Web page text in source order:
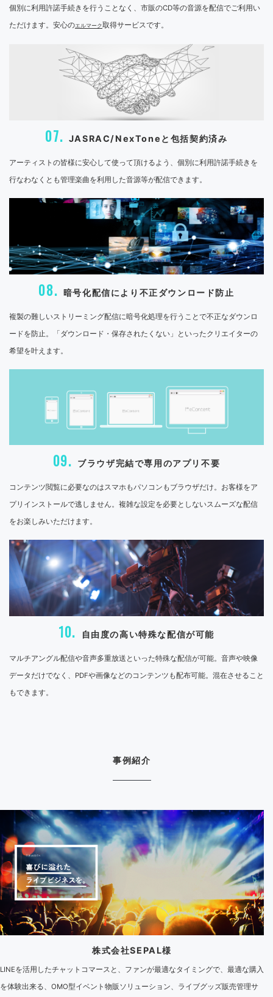
個別に利用許諾手続きを行うことなく、市販のCD等の音源を配信でご利用い
ただけます。安心のエルマーク取得サービスです。
07. JASRAC/NexToneと包括契約済み
アーティストの皆様に安心して使って頂けるよう、個別に利用許諾手続きを
行なわなくとも管理楽曲を利用した音源等が配信できます。
08. 暗号化配信により不正ダウンロード防止
複製の難しいストリーミング配信に暗号化処理を行うことで不正なダウンロ
ードを防止。「ダウンロード・保存されたくない」といったクリエイターの
希望を叶えます。
09. ブラウザ完結で専用のアプリ不要
コンテンツ閲覧に必要なのはスマホもパソコンもブラウザだけ。お客様をア
プリインストールで逃しません。複雑な設定を必要としないスムーズな配信
をお楽しみいただけます。
10. 自由度の高い特殊な配信が可能
マルチアングル配信や音声多重放送といった特殊な配信が可能。音声や映像
データだけでなく、PDFや画像などのコンテンツも配布可能。混在させること
もできます。
事例紹介
株式会社SEPAL様
LINEを活用したチャットコマースと、ファンが最適なタイミングで、最適な購入
を体験出来る、OMO型イベント物販ソリューション、ライブグッズ販売管理サ